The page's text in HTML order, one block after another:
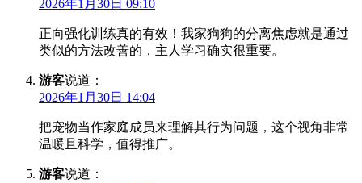
2026年1月30日 09:10
正向强化训练真的有效！我家狗狗的分离焦虑就是通过
类似的方法改善的，主人学习确实很重要。
游客说道：
2026年1月30日 14:04
把宠物当作家庭成员来理解其行为问题，这个视角非常
温暖且科学，值得推广。
游客说道：